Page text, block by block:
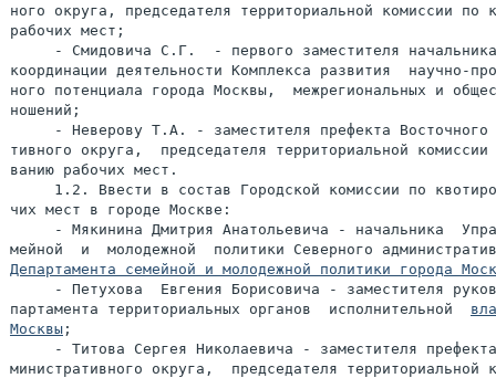
ного округа, председателя территориальной комиссии по
рабочих мест;
- Смидовича С.Г.  - первого заместителя
координации деятельности Комплекса развития  научно-
ного потенциала города Москвы,  межрегиональных и
ношений;
- Неверову Т.А. - заместителя префекта Восточного
тивного округа,  председателя территориальной
ванию рабочих мест.
1.2. Ввести в состав Городской комиссии по
чих мест в городе Москве:
- Мякинина Дмитрия Анатольевича - начальника
Департамента семейной и молодежной политики города
- Петухова  Евгения Борисовича - заместителя
партамента территориальных органов  исполнительной
Москвы ;
- Титова Сергея Николаевича - заместителя
министративного округа,  председателя территориальной